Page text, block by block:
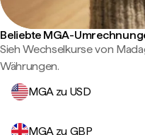
Beliebte MGA-
Sieh Wechselkurse von
Währungen.
MGA zu USD
MGA zu GBP